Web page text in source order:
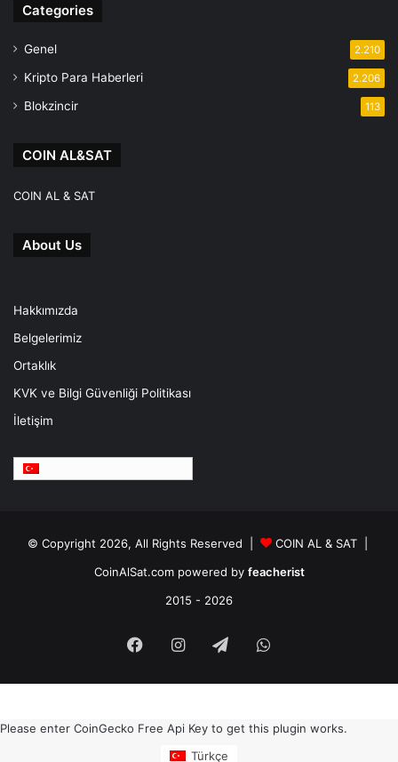
Categories
Genel 2.210
Kripto Para Haberleri 2.206
Blokzincir 113
COIN AL&SAT
COIN AL & SAT
About Us
Hakkımızda
Belgelerimiz
Ortaklık
KVK ve Bilgi Güvenliği Politikası
İletişim
© Copyright 2026, All Rights Reserved |
COIN AL & SAT |
CoinAlSat.com powered by feacherist
2015 - 2026
FacebookInstagram
TelegramWhatsApp
Please enter CoinGecko Free Api Key to get this plugin works.
Türkçe